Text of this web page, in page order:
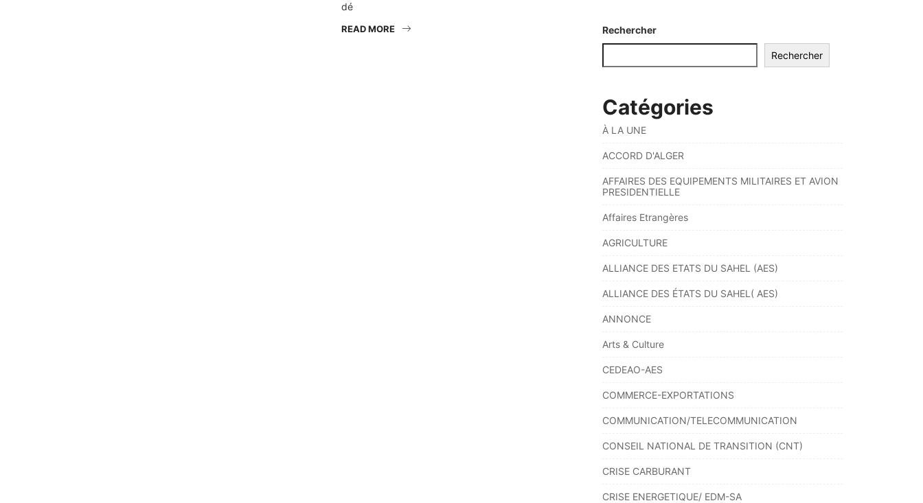
dé
READ MORE Rechercher
Rechercher
Catégories
À LA UNE
ACCORD D'ALGER
AFFAIRES DES EQUIPEMENTS MILITAIRES ET AVION
PRESIDENTIELLE
Affaires Etrangères
AGRICULTURE
ALLIANCE DES ETATS DU SAHEL (AES)
ALLIANCE DES ÉTATS DU SAHEL( AES)
ANNONCE
Arts & Culture
CEDEAO-AES
COMMERCE-EXPORTATIONS
COMMUNICATION/TELECOMMUNICATION
CONSEIL NATIONAL DE TRANSITION (CNT)
CRISE CARBURANT
CRISE ENERGETIQUE/ EDM-SA